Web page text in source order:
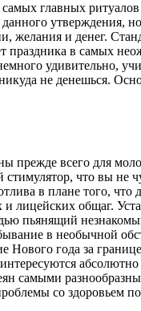
главных
утверждения,
желания и денег.
праздника в самых
удивительно,
не денешься.
прежде всего для
что вы не
в плане того, что
и лицейских общаг.
пьянящий
в необычной
Нового года за
самыми
со здоровьем